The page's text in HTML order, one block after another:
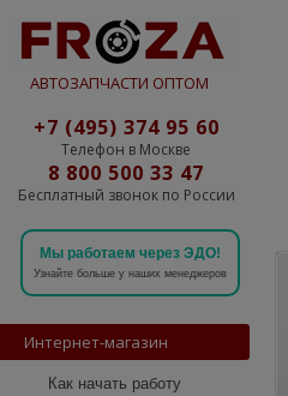
АВТОЗАПЧАСТИ ОПТОМ
+7 (495) 374 95 60
Телефон в Москве
8 800 500 33 47
Бесплатный звонок по России
Мы работаем через ЭДО!
Узнайте больше у наших менеджеров
Интернет-магазин
Как начать работу